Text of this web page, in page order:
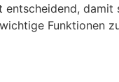
Funktionen